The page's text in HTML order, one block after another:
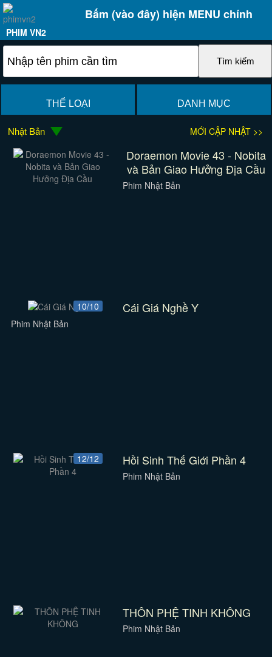
Bấm (vào đây) hiện MENU chính
PHIM VN2
THỂ LOẠI DANH MỤC
Nhật Bản MỚI CẬP NHẬT >>
Doraemon Movie 43 - Nobita
và Bản Giao Hưởng Địa Cầu
Phim Nhật Bản
10/10 Cái Giá Nghề Y
Phim Nhật Bản
12/12 Hồi Sinh Thế Giới Phần 4
Phim Nhật Bản
THÔN PHỆ TINH KHÔNG
Phim Nhật Bản